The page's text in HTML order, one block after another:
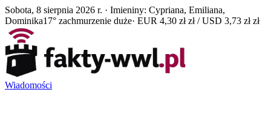
Sobota, 8 sierpnia 2026 r. · Imieniny: Cypriana, Emiliana,
Dominika17° zachmurzenie duże· EUR 4,30 zł zł / USD 3,73 zł zł
Wiadomości